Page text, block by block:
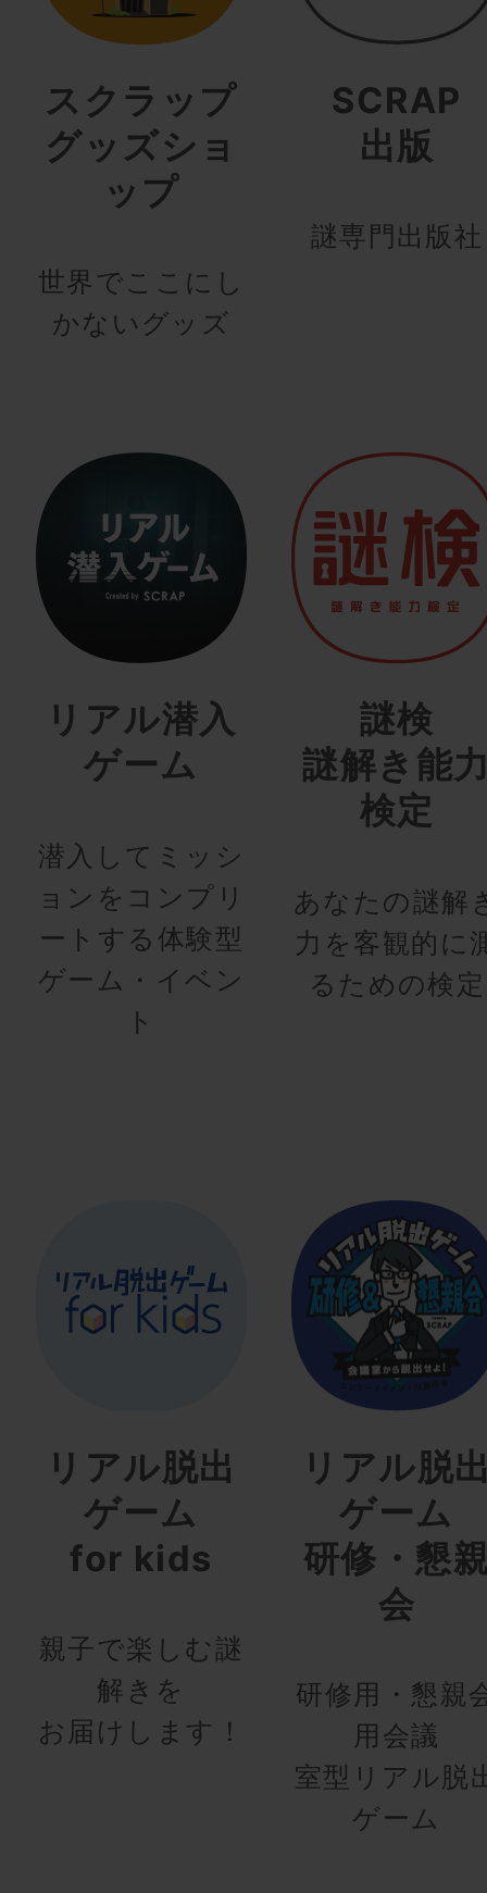
スクラップ
グッズショ
ップ
世界でここにし
かないグッズ
SCRAP
出版
謎専門出版社
リアル潜入
ゲーム
潜入してミッシ
ョンをコンプリ
ートする体験型
ゲーム・イベン
ト
謎検
謎解き能
検定
あなたの謎解
力を客観的に
るための検定
リアル脱出
ゲーム
for kids
親子で楽しむ謎
解きを
お届けします！
リアル脱
ゲーム
研修・懇
会
研修用・懇親
用会議
室型リアル脱
ゲーム